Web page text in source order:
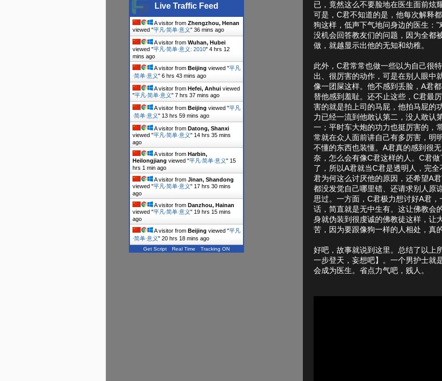
已，竟然这么不要脸地在医生面前炫
可是，C君不知道的是，他每次解释
狗这样，低声下气地问身边的医生：
没机会回答教友们的问题，因为全都
做，就越显示出他的无知和幼稚。
此外，C君常常也做一些以为自己很特
出、很厉害的动作，可是在别人眼中
像一团屎这样。他不感到丢脸，A君都
替他感到羞耻。还不止这些，C君最厉
害的就是拍上司的马屁，他拍马屁的
力已经一流到他敢认第二，没人敢认
一；平时车大炮的功力也挺厉害的，
常就在众人面前讲自己有多厉害，明
不懂的东西也装懂。A君真的感到很无
奈，怎么会有像C君这样的人。C君
了，所以A君就当C君是透明人，完
君为何这么讨厌他的原因，还希望A
都没发觉自己哪里错、还请求别人原
思过。一方面，C君极力想讨好A君
话，简直就是无中生有。这让佛教会
身就伪装到很虔诚的佛教徒这样，让
苦，因为要跟像狗一样的人相处，真
好吧，故事就说到这里。总结了以上
一步登天，妄想吧】。一个男护士就
会成为医生。省点力气吧，贱人。
Live Traffic Feed
A visitor from Zhengzhou, Henan
viewed "平凡∙简单∙意义" 36 mins ago
A visitor from Wuhan, Hubei
viewed "平凡∙简单∙意义: 2010" 4 hrs 12
mins ago
A visitor from Beijing viewed "平凡
∙简单∙意义" 6 hrs 43 mins ago
A visitor from Hefei, Anhui viewed
"平凡∙简单∙意义" 7 hrs 37 mins ago
A visitor from Beijing viewed "平凡
∙简单∙意义" 13 hrs 59 mins ago
A visitor from Datong, Shanxi
viewed "平凡∙简单∙意义" 14 hrs 35 mins
ago
A visitor from Harbin,
Heilongjiang viewed "平凡∙简单∙意义" 15
hrs 1 min ago
A visitor from Jinan, Shandong
viewed "平凡∙简单∙意义" 17 hrs 30 mins
ago
A visitor from Danzhou, Hainan
viewed "平凡∙简单∙意义" 19 hrs 15 mins
ago
A visitor from Beijing viewed "平凡
∙简单∙意义" 20 hrs 18 mins ago
Get Script Real Time Tracking ON